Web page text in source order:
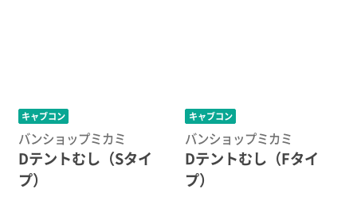
キャブコン
バンショップミカミ
Dテントむし（Sタイ
プ）
キャブコン
バンショップミカミ
Dテントむし（Fタイ
プ）